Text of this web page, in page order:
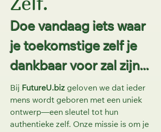
Doe vandaag iets waar
je toekomstige zelf je
dankbaar voor zal zijn...
Bij FutureU.biz geloven we dat ieder
mens wordt geboren met een uniek
ontwerp—een sleutel tot hun
authentieke zelf. Onze missie is om je